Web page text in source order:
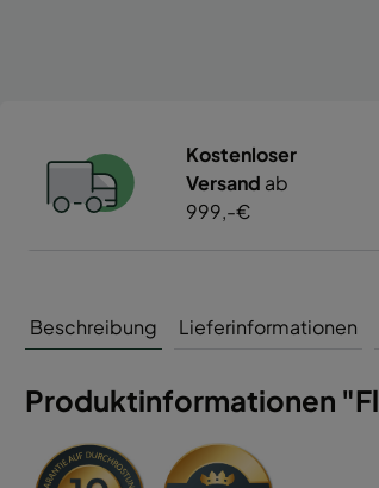
Kostenloser
Versand ab
999,-€
Beschreibung Lieferinformationen
Produktinformationen